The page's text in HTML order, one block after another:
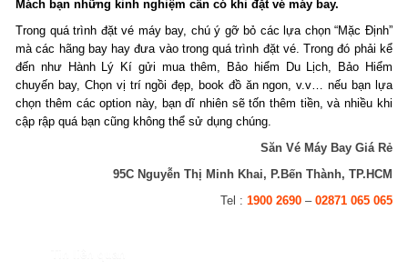
Mách bạn những kinh nghiệm cần có khi đặt vé máy bay.
Trong quá trình đặt vé máy bay, chú ý gỡ bỏ các lựa chọn “Mặc Định”
mà các hãng bay hay đưa vào trong quá trình đặt vé. Trong đó phải kể
đến như Hành Lý Kí gửi mua thêm, Bảo hiểm Du Lịch, Bảo Hiểm
chuyến bay, Chọn vị trí ngồi đẹp, book đồ ăn ngon, v.v… nếu bạn lựa
chọn thêm các option này, bạn dĩ nhiên sẽ tốn thêm tiền, và nhiều khi
cập rập quá bạn cũng không thể sử dụng chúng.
Săn Vé Máy Bay Giá Rẻ
95C Nguyễn Thị Minh Khai, P.Bến Thành, TP.HCM
Tel : 1900 2690– 02871 065 065